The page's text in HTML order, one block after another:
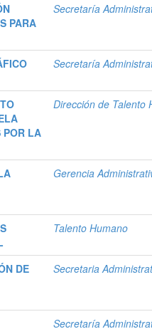
PARA
Secretaría
Secretaría
POR LA
Dirección de Talento
Gerencia
Talento Humano
DE
Secretaria
Secretaría